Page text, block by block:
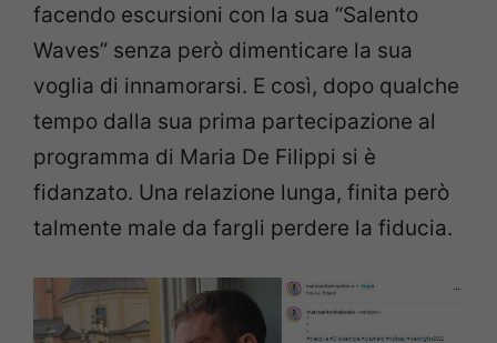
facendo escursioni con la sua “Salento
Waves” senza però dimenticare la sua
voglia di innamorarsi. E così, dopo qualche
tempo dalla sua prima partecipazione al
programma di Maria De Filippi si è
fidanzato. Una relazione lunga, finita però
talmente male da fargli perdere la fiducia.